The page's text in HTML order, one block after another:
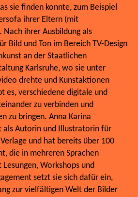
sie finden konnte, zum Beispiel
ihrer Eltern (mit
ihrer Ausbildung als
Bild und Ton im Bereich TV-Design
an der Staatlichen
Karlsruhe, wo sie unter
drehte und Kunstaktionen
es, verschiedene digitale und
zu verbinden und
zu bringen. Anna Karina
als Autorin und Illustratorin für
und hat bereits über 100
die in mehreren Sprachen
Workshops und
setzt sie sich dafür ein,
zur vielfältigen Welt der Bilder